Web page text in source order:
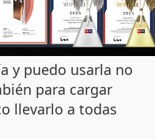
y puedo usarla no
para cargar
llevarlo a todas